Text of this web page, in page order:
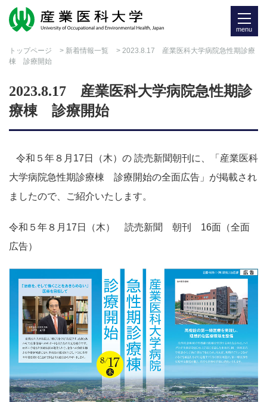
menu
トップページ > 新着情報一覧
> 2023.8.17 産業医科大学病院急性期診療
棟 診療開始
2023.8.17 産業医科大学病院急性期診
療棟 診療開始
令和５年８月17日（木）の 読売新聞朝刊に、「産業医科
大学病院急性期診療棟 診療開始の全面広告」が掲載され
ましたので、ご紹介いたします。
令和５年８月17日（木） 読売新聞 朝刊 16面（全面
広告）